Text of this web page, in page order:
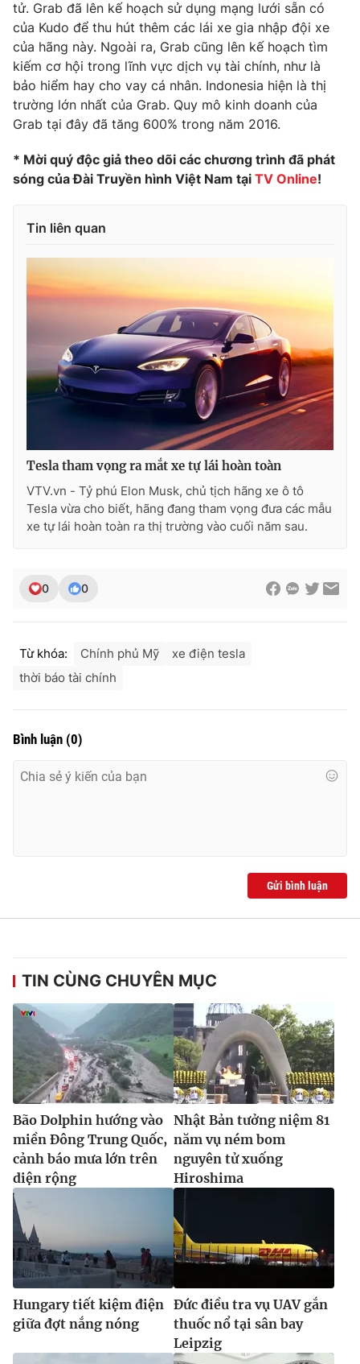
Ðiện thoại Thời báo VTV:024.66 897 897
Email:toasoan@vtv.vn
Liên hệ quảng cáo:024-7300.7108
® Cấm sao chép dưới mọi hình thức nếu không có sự chấp
thuận bằng văn bản. Ghi rõ nguồn VTV.vn khi phát hành lại
tử. Grab đã lên kế hoạch sử dụng mạng lưới sẵn có
của Kudo để thu hút thêm các lái xe gia nhập đội xe
của hãng này. Ngoài ra, Grab cũng lên kế hoạch tìm
kiếm cơ hội trong lĩnh vực dịch vụ tài chính, như là
bảo hiểm hay cho vay cá nhân. Indonesia hiện là thị
trường lớn nhất của Grab. Quy mô kinh doanh của
Grab tại đây đã tăng 600% trong năm 2016.
* Mời quý độc giả theo dõi các chương trình đã phát
sóng của Đài Truyền hình Việt Nam tại TV Online!
Tin liên quan
Tesla tham vọng ra mắt xe tự lái hoàn toàn
VTV.vn - Tỷ phú Elon Musk, chủ tịch hãng xe ô tô
Tesla vừa cho biết, hãng đang tham vọng đưa các mẫu
xe tự lái hoàn toàn ra thị trường vào cuối năm sau.
0 0
Từ khóa: Chính phủ Mỹ
xe điện tesla
thời báo tài chính
Bình luận (0)
Gửi bình luận
TIN CÙNG CHUYÊN MỤC
Bão Dolphin hướng vào
miền Đông Trung Quốc,
cảnh báo mưa lớn trên
diện rộng
Nhật Bản tưởng niệm 81
năm vụ ném bom
nguyên tử xuống
Hiroshima
Hungary tiết kiệm điện
giữa đợt nắng nóng
Đức điều tra vụ UAV gắn
thuốc nổ tại sân bay
Leipzig